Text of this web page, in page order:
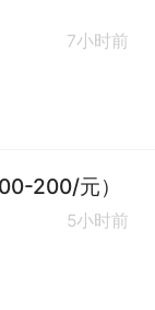
7小时前
200/元）
5小时前